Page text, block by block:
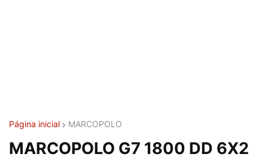
Página inicial MARCOPOLO
MARCOPOLO G7 1800 DD 6X2